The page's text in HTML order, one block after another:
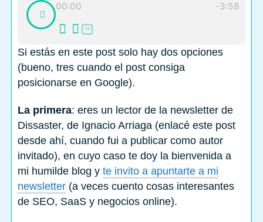
00:00 -3:58
1X
Si estás en este post solo hay dos opciones
(bueno, tres cuando el post consiga
posicionarse en Google).
La primera: eres un lector de la newsletter de
Dissaster, de Ignacio Arriaga (enlacé este post
desde ahí, cuando fui a publicar como autor
invitado), en cuyo caso te doy la bienvenida a
mi humilde blog yte invito a apuntarte a mi
newsletter (a veces cuento cosas interesantes
de SEO, SaaS y negocios online).